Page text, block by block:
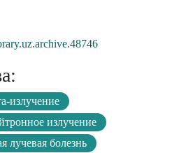
излучение
излучение
лучевая болезнь